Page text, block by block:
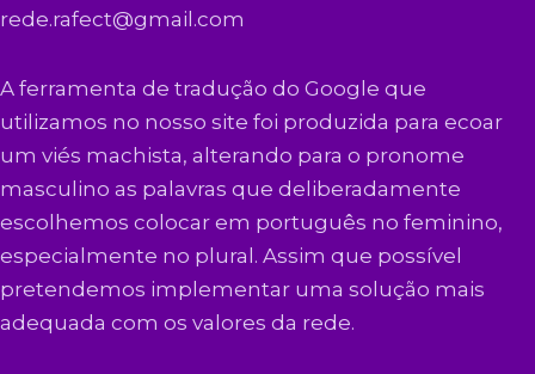
rede.rafect@gmail.com
A ferramenta de tradução do Google que
utilizamos no nosso site foi produzida para ecoar
um viés machista, alterando para o pronome
masculino as palavras que deliberadamente
escolhemos colocar em português no feminino,
especialmente no plural. Assim que possível
pretendemos implementar uma solução mais
adequada com os valores da rede.